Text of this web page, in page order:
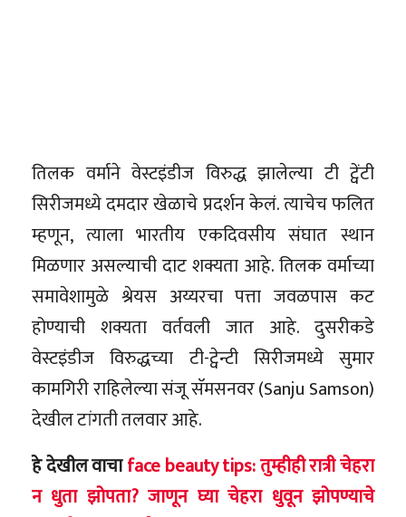
तिलक वर्माने वेस्टइंडीज विरुद्ध झालेल्या टी ट्वेंटी
सिरीजमध्ये दमदार खेळाचे प्रदर्शन केलं. त्याचेच फलित
म्हणून, त्याला भारतीय एकदिवसीय संघात स्थान
मिळणार असल्याची दाट शक्यता आहे. तिलक वर्माच्या
समावेशामुळे श्रेयस अय्यरचा पत्ता जवळपास कट
होण्याची शक्यता वर्तवली जात आहे. दुसरीकडे
वेस्टइंडीज विरुद्धच्या टी-ट्वेन्टी सिरीजमध्ये सुमार
कामगिरी राहिलेल्या संजू सॅमसनवर (Sanju Samson)
देखील टांगती तलवार आहे.
हे देखील वाचाface beauty tips: तुम्हीही रात्री चेहरा
न धुता झोपता? जाणून घ्या चेहरा धुवून झोपण्याचे